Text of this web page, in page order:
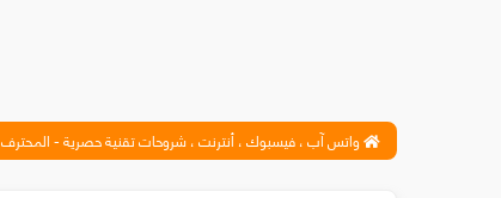
واتس آب ، فيسبوك ، أنترنت ، شروحات تقنية حصرية - المحترف